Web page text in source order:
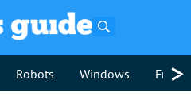
Robots Windows >